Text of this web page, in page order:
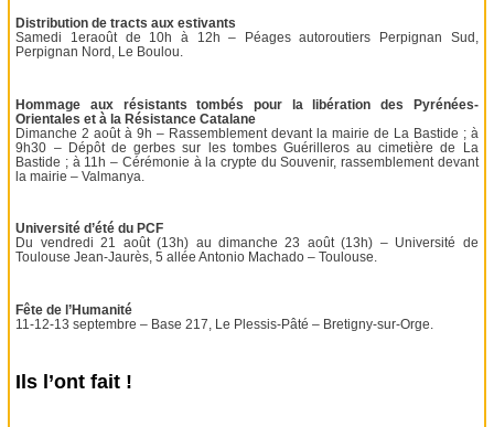
Distribution de tracts aux estivants
Samedi 1eraoût de 10h à 12h – Péages autoroutiers Perpignan Sud,
Perpignan Nord, Le Boulou.
Hommage aux résistants tombés pour la libération des Pyrénées-
Orientales et à la Résistance Catalane
Dimanche 2 août à 9h – Rassemblement devant la mairie de La Bastide ; à
9h30 – Dépôt de gerbes sur les tombes Guérilleros au cimetière de La
Bastide ; à 11h – Cérémonie à la crypte du Souvenir, rassemblement devant
la mairie – Valmanya.
Université d’été du PCF
Du vendredi 21 août (13h) au dimanche 23 août (13h) – Université de
Toulouse Jean-Jaurès, 5 allée Antonio Machado – Toulouse.
Fête de l’Humanité
11-12-13 septembre – Base 217, Le Plessis-Pâté – Bretigny-sur-Orge.
Ils l’ont fait !